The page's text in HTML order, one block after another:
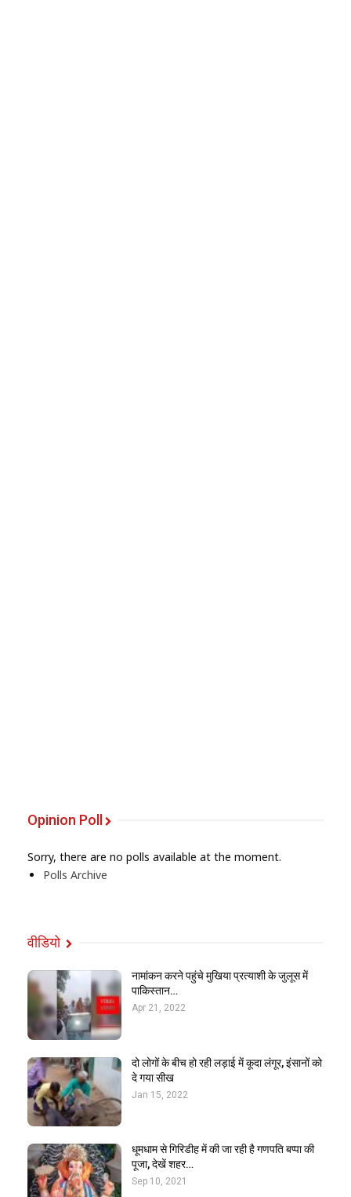
Opinion Poll
Sorry, there are no polls available at the moment.
Polls Archive
वीडियो
नामांकन करने पहुंचे मुखिया प्रत्याशी के जुलूस में
पाकिस्तान…
Apr 21, 2022
दो लोगों के बीच हो रही लड़ाई में कूदा लंगूर, इंसानों को
दे गया सीख
Jan 15, 2022
धूमधाम से गिरिडीह में की जा रही है गणपति बप्पा की
पूजा, देखें शहर…
Sep 10, 2021